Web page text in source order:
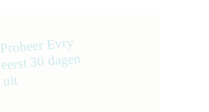
Probeer Evry
eerst 30 dagen
uit